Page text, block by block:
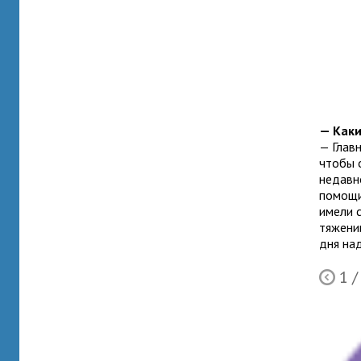
—
—
чтобы
имели
дня
Ò 1